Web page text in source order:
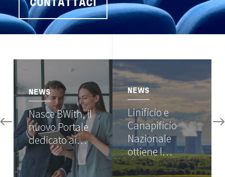
CONTATTACI
NEWS
Nasce BWith, il
nuovo Portale
dedicato ai…
Image
NEWS
Linificio e
Canapificio
Nazionale
ottiene l…